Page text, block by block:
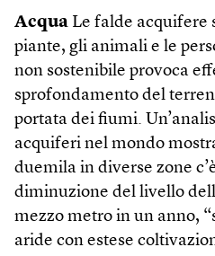
Acqua Le falde acquifere
piante, gli animali e le
non sostenibile provoca
sprofondamento del
portata dei fiumi.
acquiferi nel mondo
duemila in diverse zone
diminuzione del livello
mezzo metro in un anno,
aride con estese